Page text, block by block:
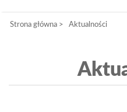
Strona główna > Aktualności